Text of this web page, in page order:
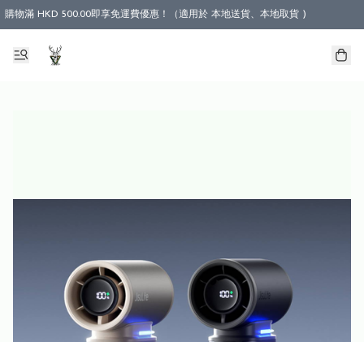
購物滿 HKD 500.00即享免運費優惠！（適用於 本地送貨、本地取貨 )